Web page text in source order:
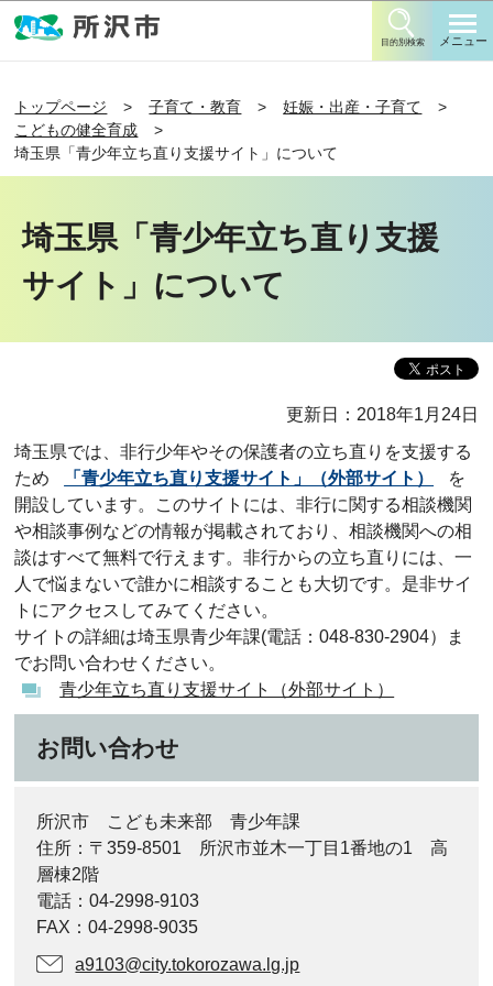
目的別検索 メニュー
トップページ 子育て・教育
妊娠・出産・子育て
こどもの健全育成
埼玉県「青少年立ち直り支援サイト」について
埼玉県「青少年立ち直り支援
サイト」について
更新日：2018年1月24日
埼玉県では、非行少年やその保護者の立ち直りを支援する
ため
「青少年立ち直り支援サイト」（外部サイト）
を
開設しています。このサイトには、非行に関する相談機関
や相談事例などの情報が掲載されており、相談機関への相
談はすべて無料で行えます。非行からの立ち直りには、一
人で悩まないで誰かに相談することも大切です。是非サイ
トにアクセスしてみてください。
サイトの詳細は埼玉県青少年課(電話：048-830-2904）ま
でお問い合わせください。
青少年立ち直り支援サイト（外部サイト）
お問い合わせ
所沢市 こども未来部 青少年課
住所：〒359-8501 所沢市並木一丁目1番地の1 高
層棟2階
電話：04-2998-9103
FAX：04-2998-9035
a9103@city.tokorozawa.lg.jp